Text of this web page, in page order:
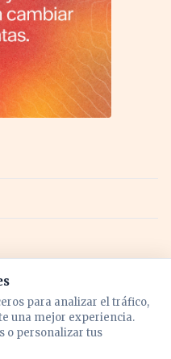
para analizar el tráfico,
una mejor experiencia.
o personalizar tus